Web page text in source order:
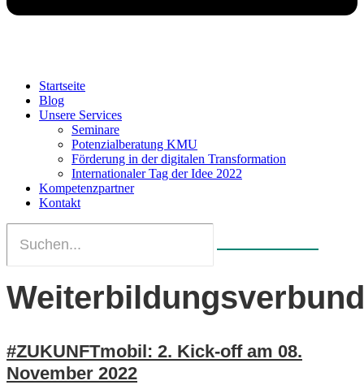
Startseite
Blog
Unsere Services
Seminare
Potenzialberatung KMU
Förderung in der digitalen Transformation
Internationaler Tag der Idee 2022
Kompetenzpartner
Kontakt
Weiterbildungsverbund
#ZUKUNFTmobil: 2. Kick-off am 08.
November 2022